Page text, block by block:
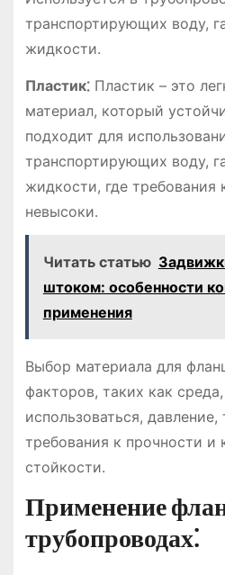
транспортирующих воду,
жидкости.
Пластик⁚Пластик – это
материал, который
подходит для
транспортирующих воду,
жидкости, где требования
невысоки.
Читать статью
штоком: особенности
применения
Выбор материала для
факторов, таких как
использоваться, давление,
требования к прочности и
стойкости.
Применение
трубопроводах⁚